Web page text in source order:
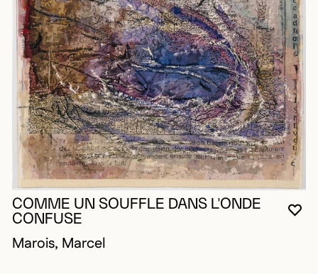
COMME UN SOUFFLE DANS L'ONDE
CONFUSE
Marois, Marcel